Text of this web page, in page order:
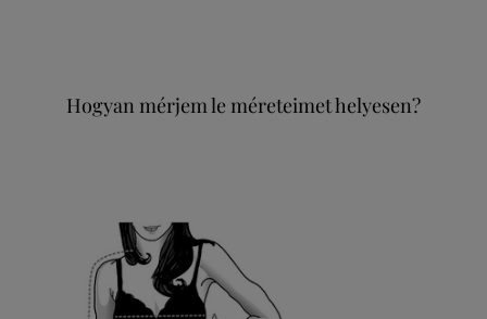
Hogyan mérjem le méreteimet helyesen?